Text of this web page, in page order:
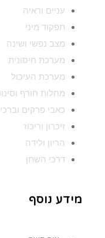
עניים וראיה
תפקוד מיני
מצב נפשי ושינה
מערכת חיסונית
מערכת העיכול
מחלות חורף
כאבי פרקים
זיכרון וריכוז
הריון ולידה
דרכי השתן
מידע נוסף